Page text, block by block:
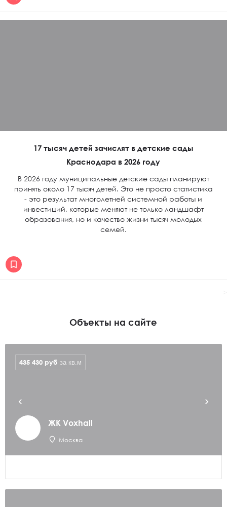
17 тысяч детей зачислят в детские сады
Краснодара в 2026 году
В 2026 году муниципальные детские сады планируют
принять около 17 тысяч детей. Это не просто статистика
- это результат многолетней системной работы и
инвестиций, которые меняют не только ландшафт
образования, но и качество жизни тысяч молодых
семей.
Объекты на сайте
ЖК Voxhall
Москва
435 430 руб за кв.м